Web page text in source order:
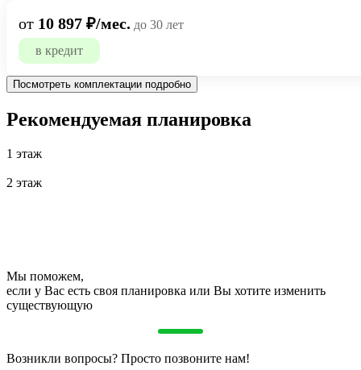
от 10 897 ₽/мес. до 30 лет
в кредит
Посмотреть комплектации подробно
Рекомендуемая планировка
1 этаж
2 этаж
Мы поможем,
если у Вас есть своя планировка или Вы хотите изменить
существующую
Возникли вопросы? Просто позвоните нам!